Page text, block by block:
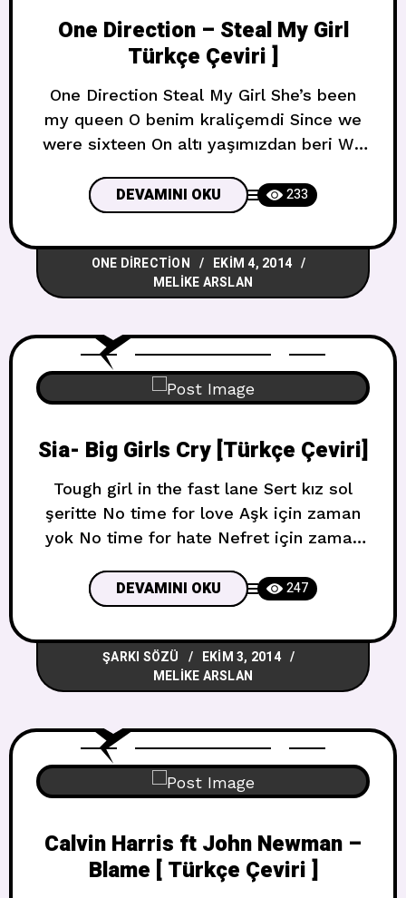
One Direction – Steal My Girl
Türkçe Çeviri ]
One Direction Steal My Girl She’s been
my queen O benim kraliçemdi Since we
were sixteen On altı yaşımızdan beri We
We dream the same dreams, Aynı
hayalleri kurarız Alright(alright) Tamamdır
I got it all Hepsini hallettim Cause she
is the one Nedeni onun tek
DEVAMINI OKU 233
ONE DIRECTION
EKIM 4, 2014
MELIKE ARSLAN
Sia- Big Girls Cry [Türkçe Çeviri]
Tough girl in the fast lane Sert kız sol
şeritte No time for love Aşk için zaman
yok No time for hate Nefret için zaman
games Oyunlar için zaman yok Tough girl
whose soul ashes Sert kızın ruh külleri I
come home Eve geliyorum On my own
DEVAMINI OKU 247
ŞARKI SÖZÜ
EKIM 3, 2014
MELIKE ARSLAN
Calvin Harris ft John Newman –
Blame [ Türkçe Çeviri ]